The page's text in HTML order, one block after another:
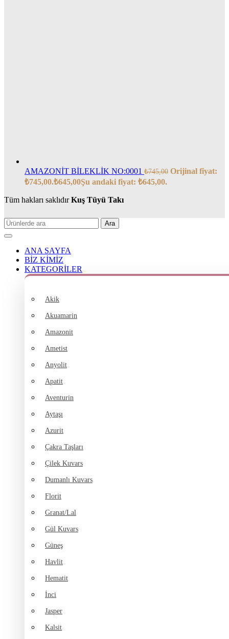
AMAZONİT BİLEKLİK NO:0001 ₺745,00 Orijinal fiyat:
₺745,00.₺645,00Şu andaki fiyat: ₺645,00.
Tüm hakları saklıdırKuş Tüyü Takı
Ara
ANA SAYFA
BİZ KİMİZ
KATEGORİLER
Akik
Akuamarin
Amazonit
Ametist
Anyolit
Apatit
Aventurin
Aytaşı
Azurit
Çakra Taşları
Çilek Kuvars
Dumanlı Kuvars
Florit
Granat/Lal
Gül Kuvars
Güneş
Havlit
Hematit
İnci
Jasper
Kalsit